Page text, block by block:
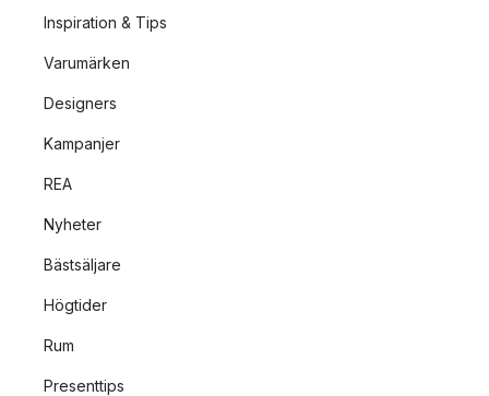
Inspiration & Tips
Varumärken
Designers
Kampanjer
REA
Nyheter
Bästsäljare
Högtider
Rum
Presenttips